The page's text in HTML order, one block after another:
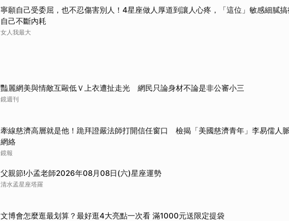
寧願自己受委屈，也不忍傷害別人！4星座做人厚道到讓人心疼，「這位」敏感細膩
自己不斷內耗
女人我最大
豔麗網美與情敵互毆低Ｖ上衣遭扯走光 網民只論身材不論是非公審小三
鏡週刊
牽線慈濟高層就是他！跪拜證嚴法師打開信任窗口 檢揭「美國慈濟青年」李易儒人脈
網絡
鏡報
父親節!小孟老師2026年08月08日(六)星座運勢
清水孟星座塔羅
文博會怎麼逛最划算？最好逛4大亮點一次看 滿1000元送限定提袋